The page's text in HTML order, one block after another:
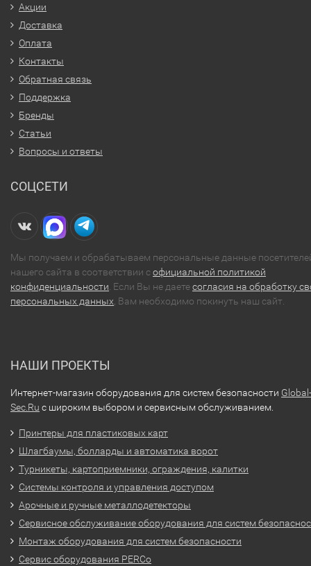
Акции
Доставка
Оплата
Контакты
Обратная связь
Поддержка
Бренды
Статьи
Вопросы и ответы
СОЦСЕТИ
Мы получаем и обрабатываем персональные данные
нашего сайта в соответствии софициальной политикой
конфиденциальности . Если Вы не даетесогласия на обработку
персональных данных , Вам необходимо покинуть наш сайт.
НАШИ ПРОЕКТЫ
Интернет-магазин оборудования для систем безопасности Global-
Sec.Ru с широким выбором и сервисным обслуживанием.
Принтеры для пластиковых карт
Шлагбаумы, болларды и автоматика ворот
Турникеты, картоприемники, ограждения, калитки
Системы контроля и управления доступом
Арочные и ручные металлодетекторы
Сервисное обслуживание оборудования для систем
Монтаж оборудования для систем безопасности
Сервис оборудования PERCo